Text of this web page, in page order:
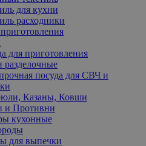
для кухни
расходники
для приготовления
разделочные
посуда для СВЧ и
Казаны, Ковши
и Противни
кухонные
для выпечки